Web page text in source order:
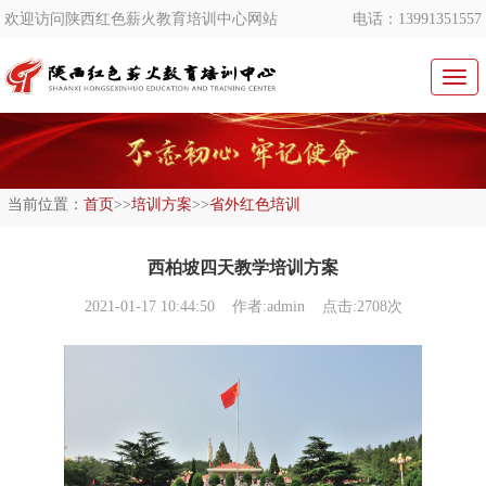
欢迎访问陕西红色薪火教育培训中心网站 电话：13991351557
切
换
导
航
当前位置： 首页>>培训方案>>省外红色培训
西柏坡四天教学培训方案
2021-01-17 10:44:50作者:admin 点击:2708次